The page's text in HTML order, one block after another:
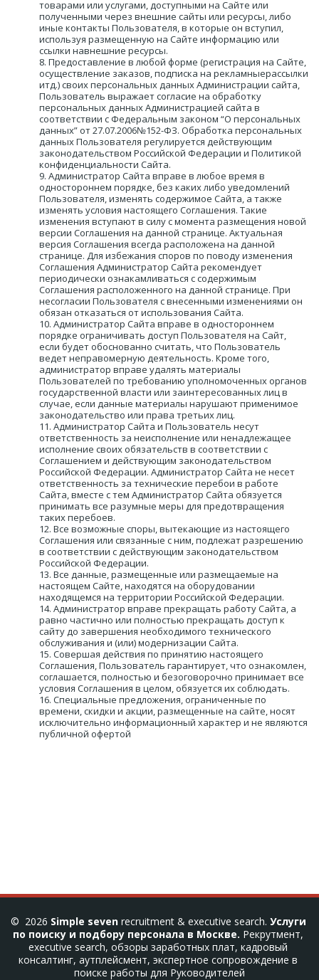
товарами или услугами, доступными на Сайте или
полученными через внешние сайты или ресурсы, либо
иные контакты Пользователя, в которые он вступил,
используя размещенную на Сайте информацию или
ссылки навнешние ресурсы.
Предоставление в любой форме (регистрация на Сайте,
осуществление заказов, подписка на рекламныерассылки
итд.) своих персональных данных Администрации сайта,
Пользователь выражает согласие на обработку
персональных данных Администрацией сайта в
соответствии с Федеральным законом “О персональных
данных” от 27.07.2006№152-ФЗ. Обработка персональных
данных Пользователя регулируется действующим
законодательством Российской Федерации и Политикой
конфиденциальности Сайта.
Администратор Сайта вправе в любое время в
одностороннем порядке, без каких либо уведомлений
Пользователя, изменять содержимое Сайта, а также
изменять условия настоящего Соглашения. Такие
изменения вступают в силу с момента размещения новой
версии Соглашения на данной странице. Актуальная
версия Соглашения всегда расположена на данной
странице. Для избежания споров по поводу изменения
Соглашения Администратор Сайта рекомендует
периодически ознакамливаться с содержимым
Соглашения расположенного на данной странице. При
несогласии Пользователя с внесенными изменениями он
обязан отказаться от использования Сайта.
Администратор Сайта вправе в одностороннем
порядке ограничивать доступ Пользователя на Сайт,
если будет обоснованно считать, что Пользователь
ведет неправомерную деятельность. Кроме того,
администратор вправе удалять материалы
Пользователей по требованию уполномоченных органов
государственной власти или заинтересованных лиц в
случае, если данные материалы нарушают применимое
законодательство или права третьих лиц.
Администратор Сайта и Пользователь несут
ответственность за неисполнение или ненадлежащее
исполнение своих обязательств в соответствии с
Соглашением и действующим законодательством
Российской Федерации. Администратор Сайта не несет
ответственность за технические перебои в работе
Сайта, вместе с тем Администратор Сайта обязуется
принимать все разумные меры для предотвращения
таких перебоев.
Все возможные споры, вытекающие из настоящего
Соглашения или связанные с ним, подлежат разрешению
в соответствии с действующим законодательством
Российской Федерации.
Все данные, размещенные или размещаемые на
настоящем Сайте, находятся на оборудовании
находящемся на территории Российской Федерации.
Администратор вправе прекращать работу Сайта, а
равно частично или полностью прекращать доступ к
сайту до завершения необходимого технического
обслуживания и (или) модернизации Сайта.
Совершая действия по принятию настоящего
Соглашения, Пользователь гарантирует, что ознакомлен,
соглашается, полностью и безоговорочно принимает все
условия Соглашения в целом, обязуется их соблюдать.
16. Специальные предложения, ограниченные по
времени, скидки и акции, размещенные на сайте, носят
исключительно информационный характер и не являются
публичной офертой
©  2026 Simple seven recruitment & executive search. Услуги
по поиску и подбору персонала в Москве. Рекрутмент,
executive search, обзоры заработных плат, кадровый
консалтинг, аутплейсмент, экспертное сопровождение в
поиске работы для Руководителей